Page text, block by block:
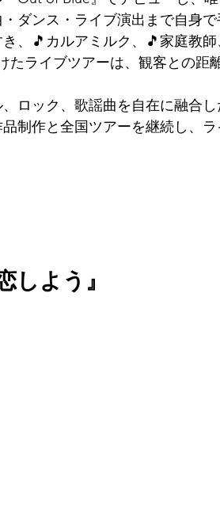
ダンス・ライブ演出まで自身
、🎵カルアミルク、🎵家庭教師
たライブツアーは、観客との
ロック、歌謡曲を自在に融合
制作と全国ツアーを継続し、
よう』